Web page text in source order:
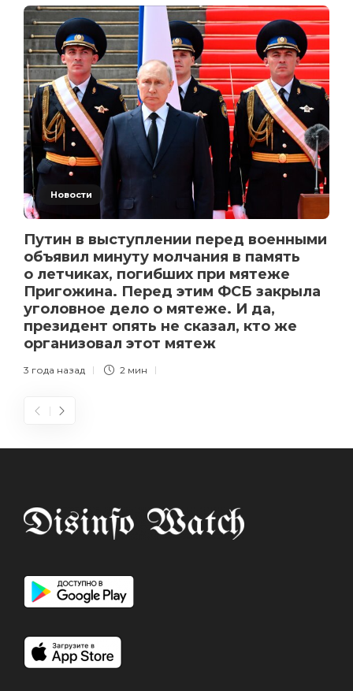
Новости
Путин в выступлении перед военными
объявил минуту молчания в память
о летчиках, погибших при мятеже
Пригожина. Перед этим ФСБ закрыла
уголовное дело о мятеже. И да,
президент опять не сказал, кто же
организовал этот мятеж
3 года назад 2 мин